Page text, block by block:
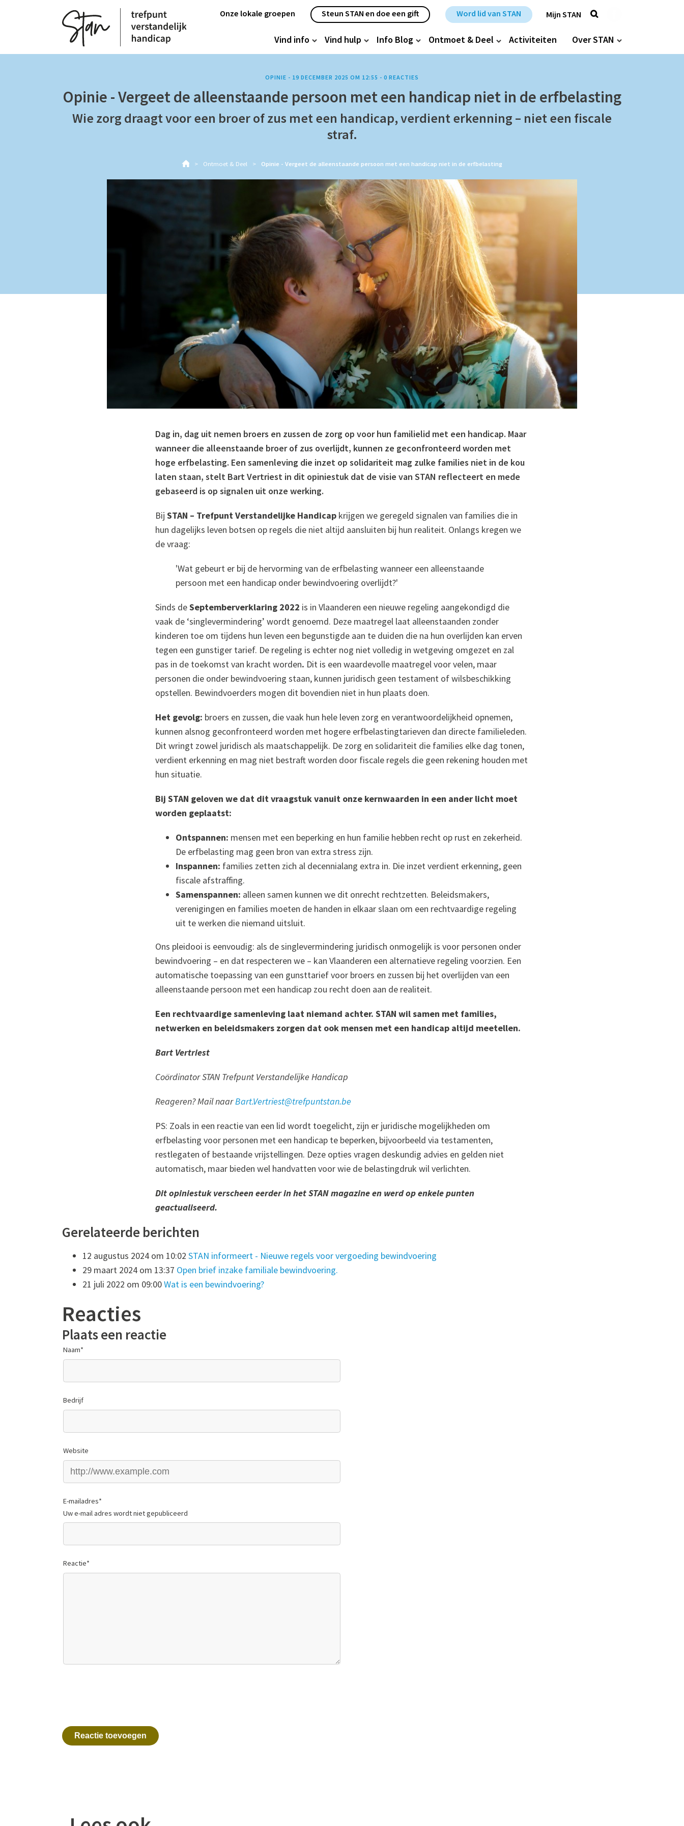
Metanavigatie
Onze lokale groepen Steun STAN en doe een gift Word lid van STAN Mijn STAN Zoek
Hoofdnavigatie
Vind info Vind hulp Info Blog Ontmoet & Deel Activiteiten Over STAN
OPINIE - 19 DECEMBER 2025 OM 12:55 - 0 REACTIES
Opinie - Vergeet de alleenstaande persoon met een handicap niet in de erfbelasting
Wie zorg draagt voor een broer of zus met een handicap, verdient erkenning – niet een fiscale
straf.
Ontmoet & Deel Opinie - Vergeet de alleenstaande persoon met een handicap niet in de erfbelasting
Dag in, dag uit nemen broers en zussen de zorg op voor hun familielid met een handicap. Maar
wanneer die alleenstaande broer of zus overlijdt, kunnen ze geconfronteerd worden met
hoge erfbelasting. Een samenleving die inzet op solidariteit mag zulke families niet in de kou
laten staan, stelt Bart Vertriest in dit opiniestuk dat de visie van STAN reflecteert en mede
gebaseerd is op signalen uit onze werking.
BijSTAN – Trefpunt Verstandelijke Handicap krijgen we geregeld signalen van families die in
hun dagelijks leven botsen op regels die niet altijd aansluiten bij hun realiteit. Onlangs kregen we
de vraag:
'Wat gebeurt er bij de hervorming van de erfbelasting wanneer een alleenstaande
persoon met een handicap onder bewindvoering overlijdt?'
Sinds deSeptemberverklaring 2022 is in Vlaanderen een nieuwe regeling aangekondigd die
vaak de ‘singlevermindering’ wordt genoemd. Deze maatregel laat alleenstaanden zonder
kinderen toe om tijdens hun leven een begunstigde aan te duiden die na hun overlijden kan erven
tegen een gunstiger tarief. De regeling is echter nog niet volledig in wetgeving omgezet en zal
pas in de toekomst van kracht worden. Dit is een waardevolle maatregel voor velen, maar
personen die onder bewindvoering staan, kunnen juridisch geen testament of wilsbeschikking
opstellen. Bewindvoerders mogen dit bovendien niet in hun plaats doen.
Het gevolg: broers en zussen, die vaak hun hele leven zorg en verantwoordelijkheid opnemen,
kunnen alsnog geconfronteerd worden met hogere erfbelastingtarieven dan directe familieleden.
Dit wringt zowel juridisch als maatschappelijk. De zorg en solidariteit die families elke dag tonen,
verdient erkenning en mag niet bestraft worden door fiscale regels die geen rekening houden met
hun situatie.
Bij STAN geloven we dat dit vraagstuk vanuit onze kernwaarden in een ander licht moet
worden geplaatst:
Ontspannen: mensen met een beperking en hun familie hebben recht op rust en zekerheid.
De erfbelasting mag geen bron van extra stress zijn.
Inspannen: families zetten zich al decennialang extra in. Die inzet verdient erkenning, geen
fiscale afstraffing.
Samenspannen: alleen samen kunnen we dit onrecht rechtzetten. Beleidsmakers,
verenigingen en families moeten de handen in elkaar slaan om een rechtvaardige regeling
uit te werken die niemand uitsluit.
Ons pleidooi is eenvoudig: als de singlevermindering juridisch onmogelijk is voor personen onder
bewindvoering – en dat respecteren we – kan Vlaanderen een alternatieve regeling voorzien. Een
automatische toepassing van een gunsttarief voor broers en zussen bij het overlijden van een
alleenstaande persoon met een handicap zou recht doen aan de realiteit.
Een rechtvaardige samenleving laat niemand achter. STAN wil samen met families,
netwerken en beleidsmakers zorgen dat ook mensen met een handicap altijd meetellen.
Bart Vertriest
Coördinator STAN Trefpunt Verstandelijke Handicap
Reageren? Mail naarBart.Vertriest@trefpuntstan.be
PS: Zoals in een reactie van een lid wordt toegelicht, zijn er juridische mogelijkheden om
erfbelasting voor personen met een handicap te beperken, bijvoorbeeld via testamenten,
restlegaten of bestaande vrijstellingen. Deze opties vragen deskundig advies en gelden niet
automatisch, maar bieden wel handvatten voor wie de belastingdruk wil verlichten.
Dit opiniestuk verscheen eerder in het STAN magazine en werd op enkele punten
geactualiseerd.
Gerelateerde berichten
12 augustus 2024 om 10:02 STAN informeert - Nieuwe regels voor vergoeding bewindvoering
29 maart 2024 om 13:37 Open brief inzake familiale bewindvoering.
21 juli 2022 om 09:00Wat is een bewindvoering?
Reacties
Plaats een reactie
Naam*
Bedrijf
Website
E-mailadres*
Uw e-mail adres wordt niet gepubliceerd
Reactie*
Reactie toevoegen